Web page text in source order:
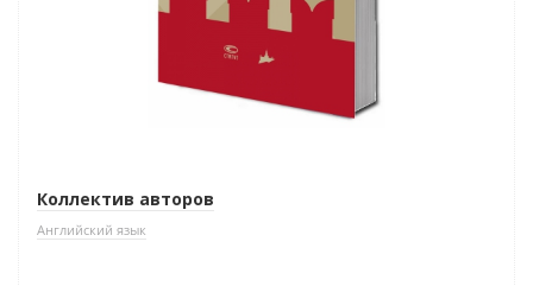
Коллектив авторов
Английский язык